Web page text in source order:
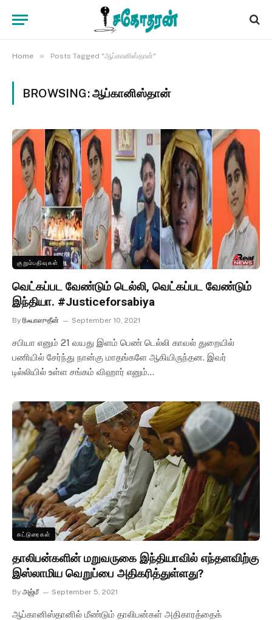
Home » Posts Tagged "ஆப்கானிஸ்தான்"
BROWSING:ஆப்கானிஸ்தான்
குறும்பதிவுகள்
வெட்கப்பட வேண்டும் டெல்லி, வெட்கப்பட வேண்டும்
இந்தியா. #Justiceforsabiya
By ரிஃபாஸுதீன் September 10, 2021
சபியா எனும் 21 வயது இளம் பெண் டெல்லி காவல் துறையில்
பணியில் சேர்ந்து நான்கு மாதங்களே ஆகியிருந்தன. இவர்
டில்லியில் உள்ள சங்கம் விஹார் எனும்…
கட்டுரைகள்
தாலிபன்களின் மறுவருகை இந்தியாவில் எந்தளவிற்கு
இஸ்லாமிய வெறுப்பை அதிகரித்துள்ளது?
By அஜ்மீ September 5, 2021
ஆப்கானிஸ்தானில் மீண்டும் தாலிபன்கள் அதிகாரத்தைக்